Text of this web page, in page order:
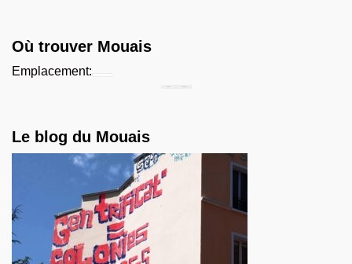
Où trouver Mouais
Emplacement:
Le blog du Mouais